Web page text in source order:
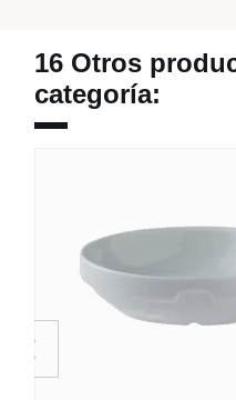
16 Otros
categoría: